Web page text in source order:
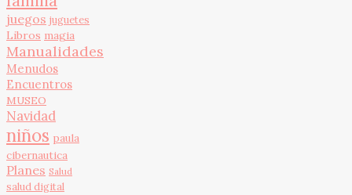
juegos juguetes
Libros magia
Manualidades
Menudos
Encuentros
MUSEO
Navidad
niños paula
cibernautica
Planes Salud
salud digital